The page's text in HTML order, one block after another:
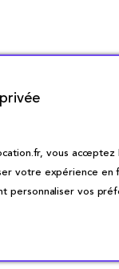
vous
votre expérience
personnaliser vos